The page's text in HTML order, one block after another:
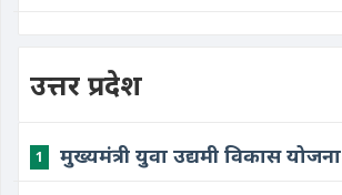
उत्तर प्रदेश
1 मुख्यमंत्री युवा उद्यमी विकास योजना